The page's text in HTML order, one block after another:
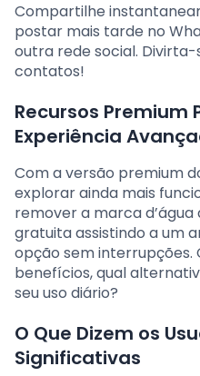
Compartilhe
postar mais tarde no
outra rede social.
contatos!
Recursos Premium
Experiência
Com a versão premium
explorar ainda mais
remover a marca
gratuita assistindo a um
opção sem interrupções.
benefícios, qual
seu uso diário?
O Que Dizem os
Significativas